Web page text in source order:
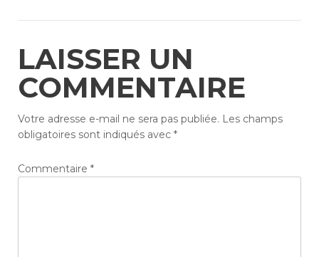
LAISSER UN
COMMENTAIRE
Votre adresse e-mail ne sera pas publiée. Les champs
obligatoires sont indiqués avec *
Commentaire *